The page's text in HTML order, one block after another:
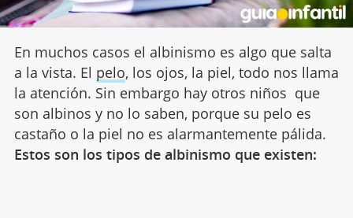
En muchos casos el albinismo es algo que salta
a la vista. El pelo, los ojos, la piel, todo nos llama
la atención. Sin embargo hay otros niños que
son albinos y no lo saben, porque su pelo es
castaño o la piel no es alarmantemente pálida.
Estos son los tipos de albinismo que existen: